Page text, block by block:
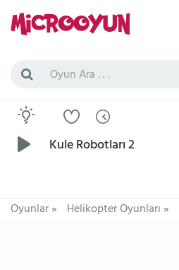
Kule Robotları 2
Oyunlar» Helikopter Oyunları»